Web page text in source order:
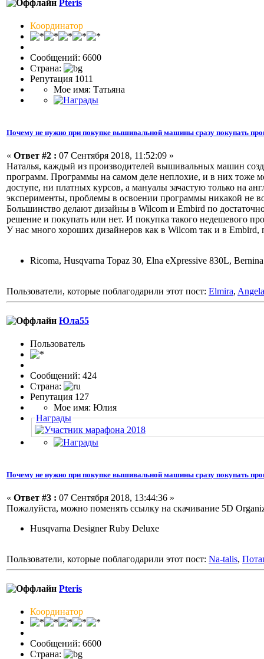
Pteris
Координатор
Сообщений: 6600
Страна:
Репутация 1011
Мое имя: Татьяна
Почему не нужно при покупке вышивальной машины сразу покупать
« Ответ #2 : 07 Сентября 2018, 11:52:09 »
Наталья, каждый из производителей вышивальных машин
программ. Программы на самом деле неплохие, и в них тоже
доступе, ни платных курсов, а мануалы зачастую только на
эксперименты, проблемы в освоении программы никакой не
Большинство делают дизайны в Wilcom и Embird по
решение и покупать или нет. И покупка такого недешевого
У нас много хороших дизайнеров как в Wilcom так и в Embird,
Ricoma, Husqvarna Topaz 30, Elna eXpressive 830L,
Пользователи, которые поблагодарили этот пост: Elmira, Angela
Юла55
Пользовaтeль
Сообщений: 424
Страна:
Репутация 127
Мое имя: Юлия
Награды
Почему не нужно при покупке вышивальной машины сразу покупать
« Ответ #3 : 07 Сентября 2018, 13:44:36 »
Пожалуйста, можно поменять ссылку на скачивание 5D
Husqvarna Designer Ruby Deluxe
Пользователи, которые поблагодарили этот пост: Na-talis,
Pteris
Координатор
Сообщений: 6600
Страна: